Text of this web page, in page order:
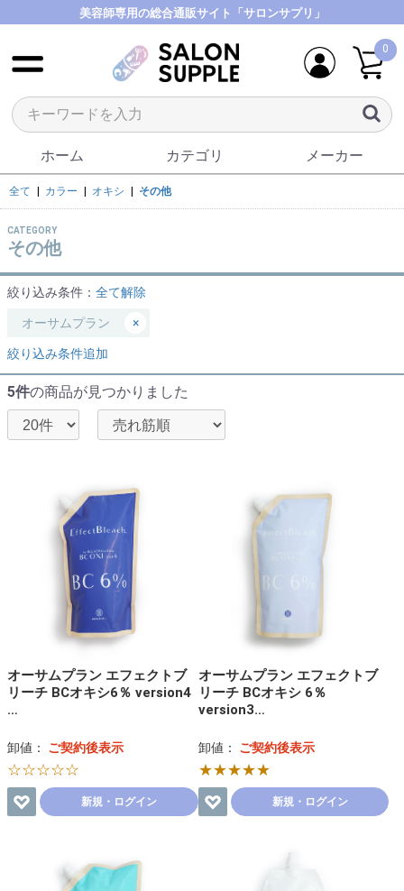
美容師専用の総合通販サイト「サロンサプリ」
0
ホーム カテゴリ メーカー
全て カラー オキシ その他
CATEGORY
その他
絞り込み条件： 全て解除
オーサムプラン ×
絞り込み条件追加
5件の商品が見つかりました
オーサムプラン エフェクトブ
リーチ BCオキシ6％ version4
…
卸値： ご契約後表示
☆☆☆☆☆
新規・ログイン
オーサムプラン エフェクトブ
リーチ BCオキシ 6％
version3…
卸値： ご契約後表示
★★★★★
新規・ログイン